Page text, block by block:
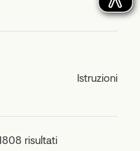
Istruzioni
risultati